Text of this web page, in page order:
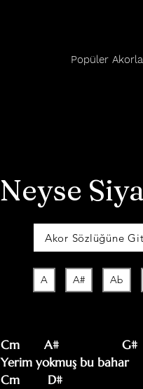
Popüler
Neyse
Akor Sözlüğüne Git
A A# Ab
Cm       A#                  G#
Yerim yokmuş bu bahar
Cm        D#